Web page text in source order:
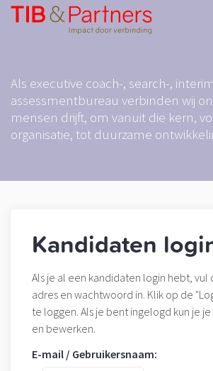
HOME
ONS TEAM
OPDRACHTGEVERS
CONTACT
Als executive coach-, search-,
assessmentbureau verbinden wij
mensen drijft, om vanuit die kern,
organisatie, tot duurzame
Kandidaten
Als je al een kandidaten login hebt, vul
adres en wachtwoord in. Klik op de
te loggen. Als je bent ingelogd kun je
en bewerken.
E-mail / Gebruikersnaam: